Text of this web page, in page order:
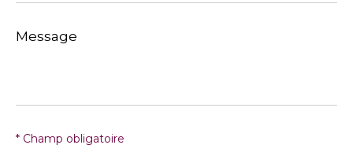
Message
*
* Champ obligatoire